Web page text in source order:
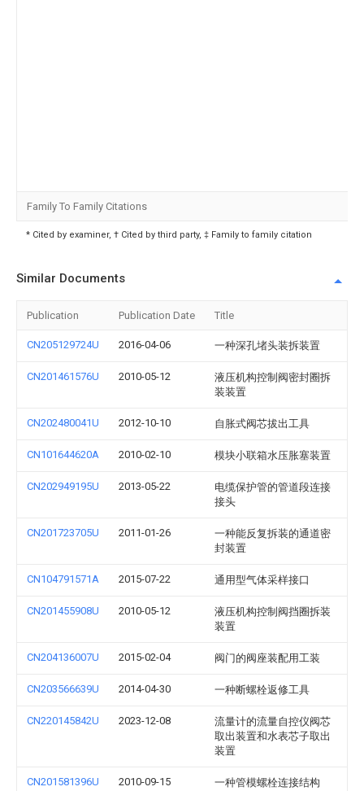
Family To Family Citations
* Cited by examiner, † Cited by third party, ‡ Family to family citation
Similar Documents
Publication Publication Date Title
CN205129724U 2016-04-06 一种深孔堵头装拆装置
CN201461576U 2010-05-12
液压机构控制阀密封圈拆
装装置
CN202480041U 2012-10-10 自胀式阀芯拔出工具
CN101644620A 2010-02-10 模块小联箱水压胀塞装置
CN202949195U 2013-05-22
电缆保护管的管道段连接
接头
CN201723705U 2011-01-26
一种能反复拆装的通道密
封装置
CN104791571A 2015-07-22 通用型气体采样接口
CN201455908U 2010-05-12
液压机构控制阀挡圈拆装
装置
CN204136007U 2015-02-04 阀门的阀座装配用工装
CN203566639U 2014-04-30 一种断螺栓返修工具
CN220145842U 2023-12-08
流量计的流量自控仪阀芯
取出装置和水表芯子取出
装置
CN201581396U 2010-09-15 一种管模螺栓连接结构